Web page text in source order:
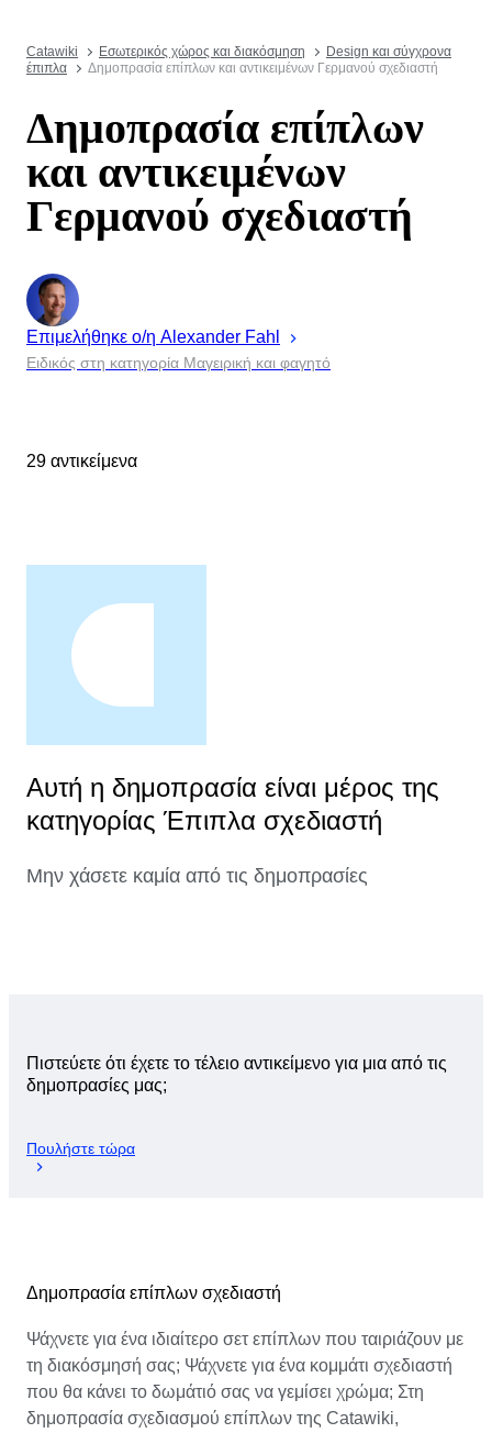
Catawiki Εσωτερικός χώρος και διακόσμηση
Design και σύγχρονα
έπιπλα
Δημοπρασία επίπλων και αντικειμένων Γερμανού σχεδιαστή
Δημοπρασία επίπλων
και αντικειμένων
Γερμανού σχεδιαστή
Επιμελήθηκε ο/η Alexander Fahl
Ειδικός στη κατηγορία Μαγειρική και φαγητό
29 αντικείμενα
Αυτή η δημοπρασία είναι μέρος της
κατηγορίας Έπιπλα σχεδιαστή
Μην χάσετε καμία από τις δημοπρασίες
Πιστεύετε ότι έχετε το τέλειο αντικείμενο για μια από τις
δημοπρασίες μας;
Πουλήστε τώρα
Δημοπρασία επίπλων σχεδιαστή
Ψάχνετε για ένα ιδιαίτερο σετ επίπλων που ταιριάζουν με
τη διακόσμησή σας; Ψάχνετε για ένα κομμάτι σχεδιαστή
που θα κάνει το δωμάτιό σας να γεμίσει χρώμα; Στη
δημοπρασία σχεδιασμού επίπλων της Catawiki,